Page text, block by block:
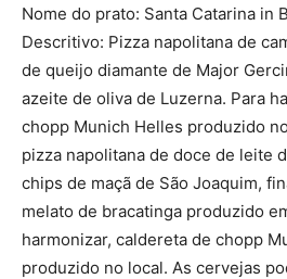
Nome do prato: Santa Catarina in
Descritivo: Pizza napolitana de
de queijo diamante de Major
azeite de oliva de Luzerna. Para
chopp Munich Helles produzido
pizza napolitana de doce de leite
chips de maçã de São Joaquim,
melato de bracatinga produzido
harmonizar, caldereta de chopp
produzido no local. As cervejas